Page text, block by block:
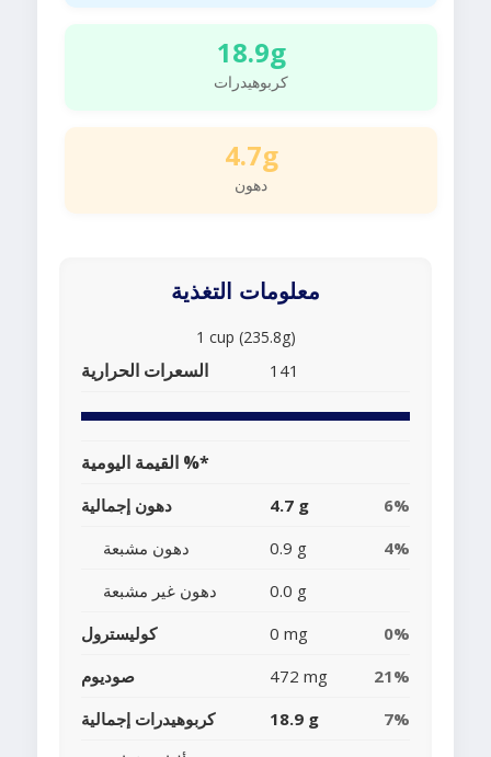
18.9g
كربوهيدرات
4.7g
دهون
معلومات التغذية
1 cup (235.8g)
السعرات الحرارية 141
القيمة اليومية %*
دهون إجمالية 4.7 g
6%
دهون مشبعة
0.9 g
4%
دهون غير مشبعة
0.0 g
كوليسترول
0 mg
0%
صوديوم
472 mg
21%
كربوهيدرات إجمالية
18.9 g
7%